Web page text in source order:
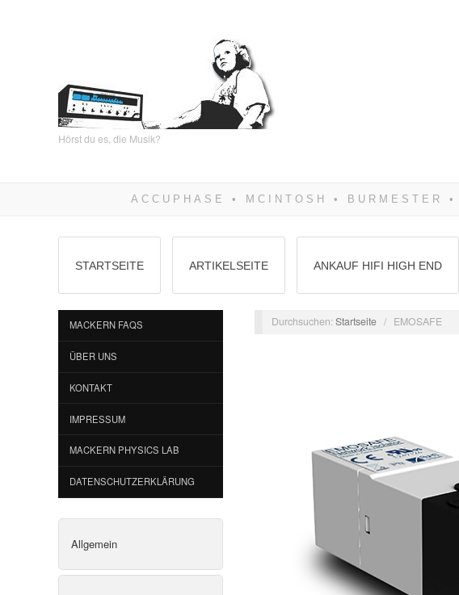
Hörst du es, die Musik?
STARTSEITE ARTIKELSEITE ANKAUF HIFI HIGH END
MACKERN FAQS
ÜBER UNS
KONTAKT
IMPRESSUM
MACKERN PHYSICS LAB
DATENSCHUTZERKLÄRUNG
Allgemein
Durchsuchen:Startseite / EMOSAFE